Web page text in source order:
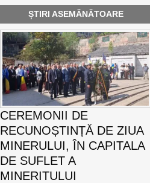
ȘTIRI ASEMĂNĂTOARE
CEREMONII DE
RECUNOȘTINȚĂ DE ZIUA
MINERULUI, ÎN CAPITALA
DE SUFLET A
MINERITULUI